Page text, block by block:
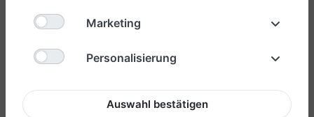
Marketing
Personalisierung
Auswahl bestätigen